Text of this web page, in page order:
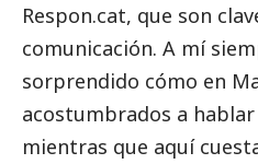
Respon.cat, que son
comunicación. A mí
sorprendido cómo en
acostumbrados a
mientras que aquí